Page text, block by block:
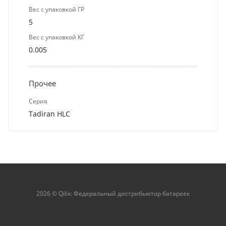
Вес с упаковкой ГР
5
Вес с упаковкой КГ
0.005
Прочее
Серия
Tadiran HLC
2026 © Qilix: Федеральный дистрибьютор батареек